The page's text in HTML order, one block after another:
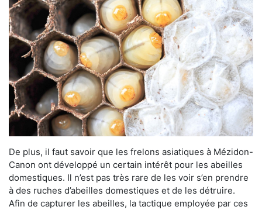
De plus, il faut savoir que les frelons asiatiques à Mézidon-
Canon ont développé un certain intérêt pour les abeilles
domestiques. Il n’est pas très rare de les voir s’en prendre
à des ruches d’abeilles domestiques et de les détruire.
Afin de capturer les abeilles, la tactique employée par ces